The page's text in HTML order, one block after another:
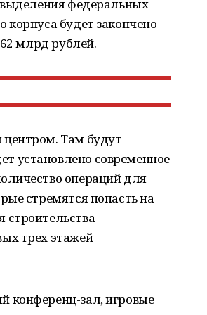
выделения федеральных
корпуса будет закончено
млрд рублей.
центром. Там будут
установлено современное
операций для
стремятся попасть на
строительства
трех этажей
конференц-зал, игровые